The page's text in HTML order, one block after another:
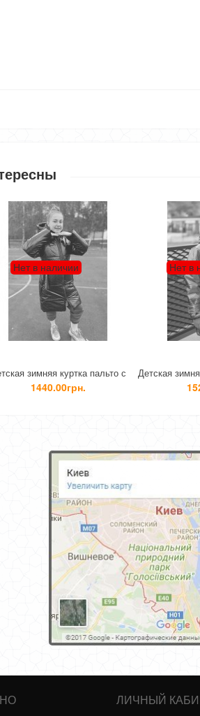
с
Детская зимняя куртка для
ЛИЧНЫЙ